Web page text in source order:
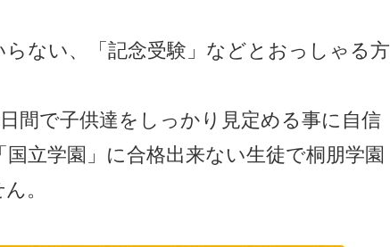
ない、「記念受験」などとおっしゃる方
間で子供達をしっかり見定める事に自信
立学園」に合格出来ない生徒で桐朋学園
。